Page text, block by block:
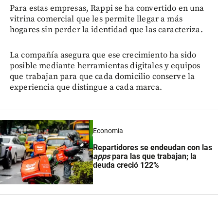
Para estas empresas, Rappi se ha convertido en una
vitrina comercial que les permite llegar a más
hogares sin perder la identidad que las caracteriza.
La compañía asegura que ese crecimiento ha sido
posible mediante herramientas digitales y equipos
que trabajan para que cada domicilio conserve la
experiencia que distingue a cada marca.
Economía
Repartidores se endeudan con las
appspara las que trabajan; la
deuda creció 122%